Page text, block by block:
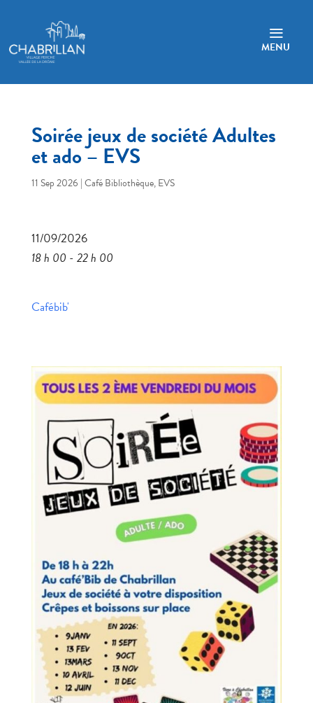
a
MENU
Soirée jeux de société Adultes
et ado – EVS
11 Sep 2026 |Café Bibliothèque,EVS
11/09/2026
18 h 00 - 22 h 00
Cafébib'